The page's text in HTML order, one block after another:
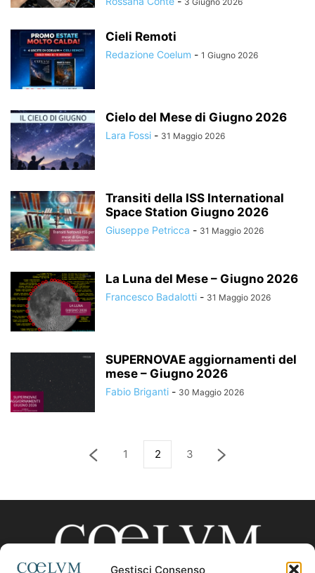
Gestisci Consenso
Cieli Remoti
Redazione Coelum - 1 Giugno 2026
Cielo del Mese di Giugno 2026
Lara Fossi - 31 Maggio 2026
Transiti della ISS International
Space Station Giugno 2026
Giuseppe Petricca - 31 Maggio 2026
La Luna del Mese – Giugno 2026
Francesco Badalotti - 31 Maggio 2026
SUPERNOVAE aggiornamenti del
mese – Giugno 2026
Fabio Briganti - 30 Maggio 2026
1 2 3